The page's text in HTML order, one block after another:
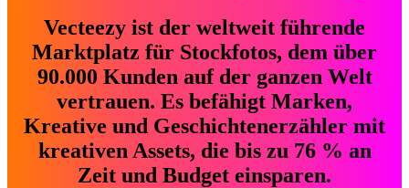
Vecteezy ist der weltweit führende
Marktplatz für Stockfotos, dem über
90.000 Kunden auf der ganzen Welt
vertrauen. Es befähigt Marken,
Kreative und Geschichtenerzähler mit
kreativen Assets, die bis zu 76 % an
Zeit und Budget einsparen.